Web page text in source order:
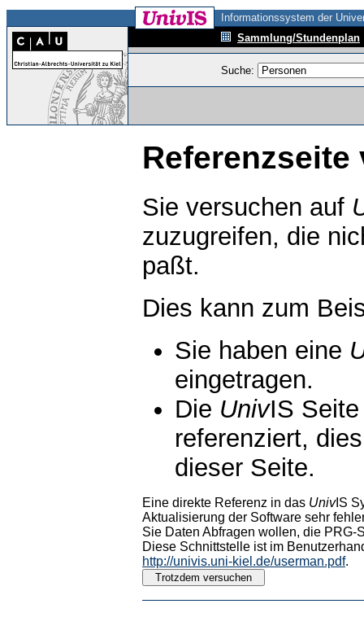
Informationssystem der
Sammlung/Stundenplan
Suche:
Referenzseite
Sie versuchen auf
zuzugreifen, die
paßt.
Dies kann zum
Sie haben eine
eingetragen.
Die UnivIS
referenziert,
dieser Seite.
Eine direkte Referenz in das UnivIS
Aktualisierung der Software sehr
Sie Daten Abfragen wollen, die PRG-
Diese Schnittstelle ist im
http://univis.uni-kiel.de/userman.pdf.